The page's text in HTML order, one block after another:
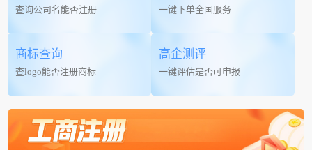
查询公司名能否注册 一键下单全国服务
商标查询
查logo能否注册商标
高企测评
一键评估是否可申报